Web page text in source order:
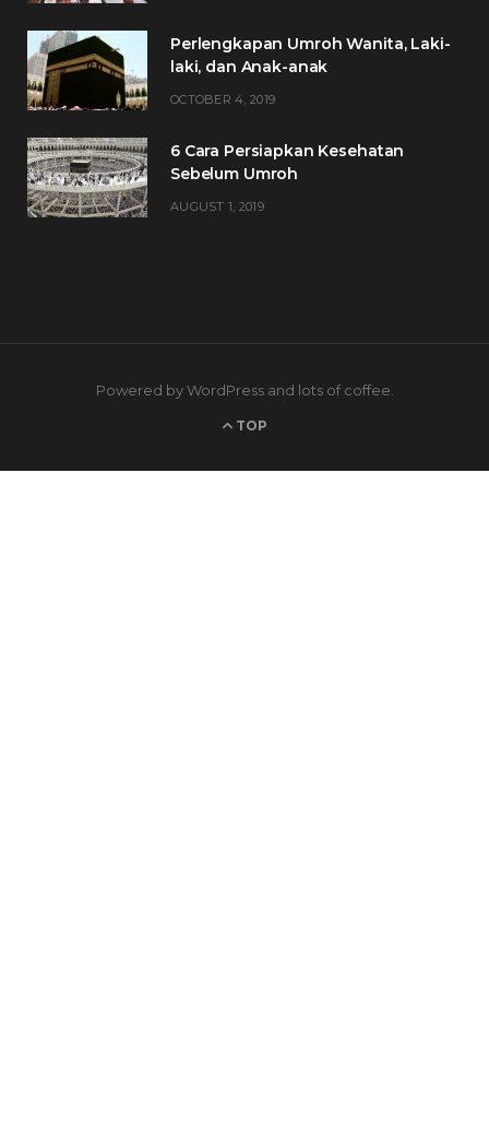
Perlengkapan Umroh Wanita, Laki-
laki, dan Anak-anak
OCTOBER 4, 2019
6 Cara Persiapkan Kesehatan
Sebelum Umroh
AUGUST 1, 2019
Powered by WordPress and lots of coffee.
TOP